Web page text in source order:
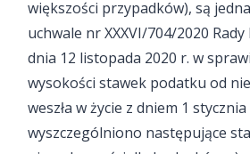
większości przypadków), są
uchwale nr XXXVI/704/2020
dnia 12 listopada 2020 r. w
wysokości stawek podatku od
weszła w życie z dniem 1
wyszczególniono następujące